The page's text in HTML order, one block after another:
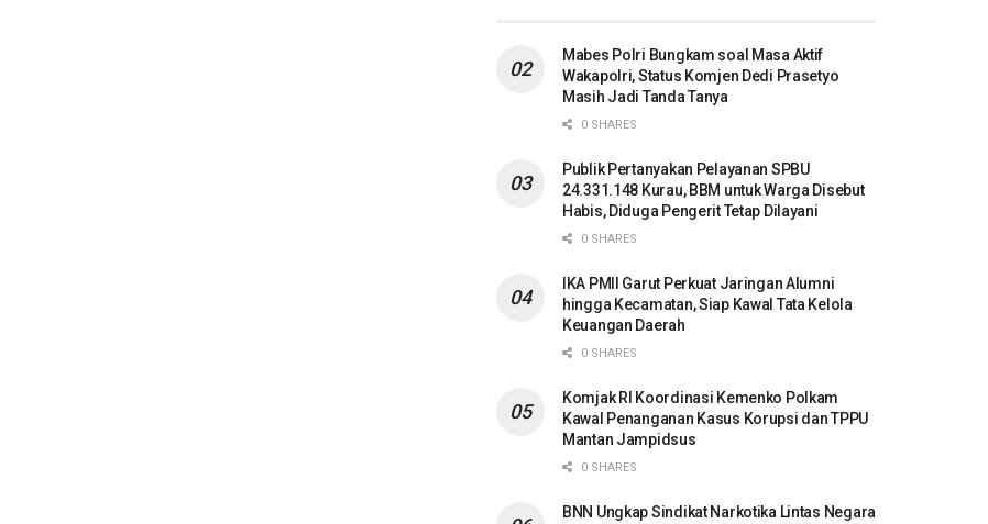
Mabes Polri Bungkam soal Masa Aktif
Wakapolri, Status Komjen Dedi Prasetyo
Masih Jadi Tanda Tanya
0 SHARES
Publik Pertanyakan Pelayanan SPBU
24.331.148 Kurau, BBM untuk Warga Disebut
Habis, Diduga Pengerit Tetap Dilayani
0 SHARES
IKA PMII Garut Perkuat Jaringan Alumni
hingga Kecamatan, Siap Kawal Tata Kelola
Keuangan Daerah
0 SHARES
Komjak RI Koordinasi Kemenko Polkam
Kawal Penanganan Kasus Korupsi dan TPPU
Mantan Jampidsus
0 SHARES
BNN Ungkap Sindikat Narkotika Lintas Negara